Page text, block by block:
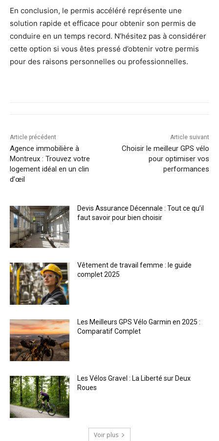
En conclusion, le permis accéléré représente une
solution rapide et efficace pour obtenir son permis de
conduire en un temps record. N’hésitez pas à considérer
cette option si vous êtes pressé d’obtenir votre permis
pour des raisons personnelles ou professionnelles.
Article précédent
Agence immobilière à
Montreux : Trouvez votre
logement idéal en un clin
d’œil
Article suivant
Choisir le meilleur GPS vélo
pour optimiser vos
performances
Devis Assurance Décennale : Tout ce qu’il
faut savoir pour bien choisir
Vêtement de travail femme : le guide
complet 2025
Les Meilleurs GPS Vélo Garmin en 2025 :
Comparatif Complet
Les Vélos Gravel : La Liberté sur Deux
Roues
Voir plus